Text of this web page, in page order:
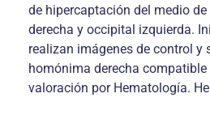
de hipercaptación del medio
derecha y occipital izquierda.
realizan imágenes de control y
homónima derecha
valoración por Hematología.